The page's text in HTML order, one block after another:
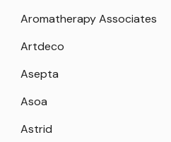
Aromatherapy Associates
Artdeco
Asepta
Asoa
Astrid